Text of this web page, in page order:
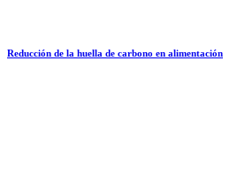
Reducción de la huella de carbono en alimentación